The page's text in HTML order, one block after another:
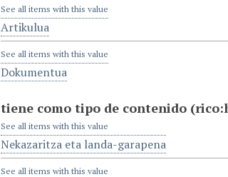
See all items with this value
Artikulua
See all items with this value
Dokumentua
tiene como tipo de contenido
See all items with this value
Nekazaritza eta landa-garapena
See all items with this value